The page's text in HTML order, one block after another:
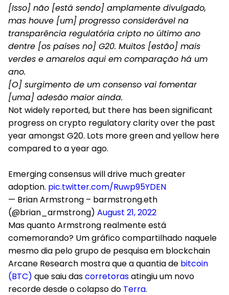
[Isso] não [está sendo] amplamente divulgado,
mas houve [um] progresso considerável na
transparência regulatória cripto no último ano
dentre [os países no] G20. Muitos [estão] mais
verdes e amarelos aqui em comparação há um
ano.
[O] surgimento de um consenso vai fomentar
[uma] adesão maior ainda.
Not widely reported, but there has been significant
progress on crypto regulatory clarity over the past
year amongst G20. Lots more green and yellow here
compared to a year ago.
Emerging consensus will drive much greater
adoption. pic.twitter.com/Ruwp95YDEN
— Brian Armstrong – barmstrong.eth
(@brian_armstrong) August 21, 2022
Mas quanto Armstrong realmente está
comemorando? Um gráfico compartilhado naquele
mesmo dia pelo grupo de pesquisa em blockchain
Arcane Research mostra que a quantia de bitcoin
(BTC) que saiu dascorretorasatingiu um novo
recorde desde o colapso do Terra.